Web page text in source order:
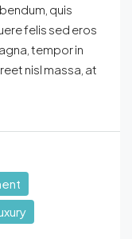
quis
felis sed eros
tempor in
nisl massa, at